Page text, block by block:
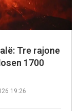
Tre rajone
1700
19:26